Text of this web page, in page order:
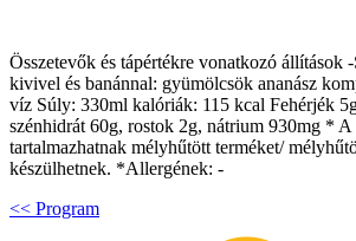
Összetevők és tápértékre vonatkozó állítások
kivivel és banánnal: gyümölcsök ananász
víz Súly: 330ml kalóriák: 115 kcal Fehérjék
szénhidrát 60g, rostok 2g, nátrium 930mg * A
tartalmazhatnak mélyhűtött terméket/
készülhetnek. *Allergének: -
<< Program